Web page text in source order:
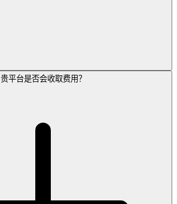
贵平台是否会收取费用？